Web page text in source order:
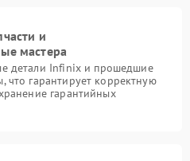
и
мастера
детали Infinix и прошедшие
что гарантирует корректную
гарантийных